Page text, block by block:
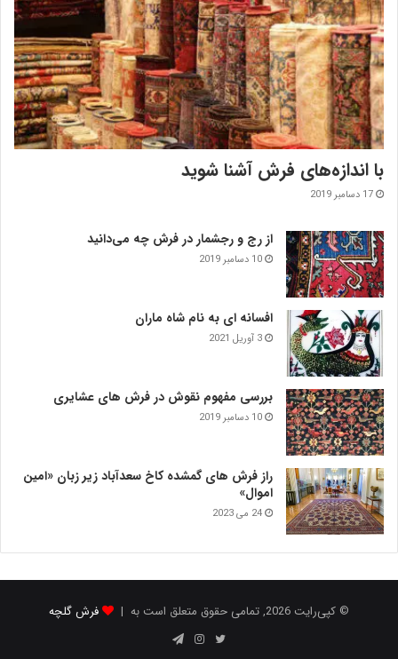
با اندازه‌‌های فرش آشنا شوید
17 دسامبر 2019
از رج و رجشمار در فرش چه می‌دانید
10 دسامبر 2019
افسانه ای به نام شاه ماران
3 آوریل 2021
بررسی مفهوم نقوش در فرش‌ های عشایری
10 دسامبر 2019
راز فرش های گمشده کاخ سعدآباد زیر زبان «امین
اموال»
24 می 2023
© کپی‌رایت 2026, تمامی حقوق متعلق است به |
فرش گلچه
توییتر اینستاگرام